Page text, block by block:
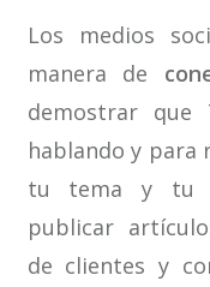
Los medios
manera de
demostrar
hablando y para
tu tema y tu
publicar
de clientes y